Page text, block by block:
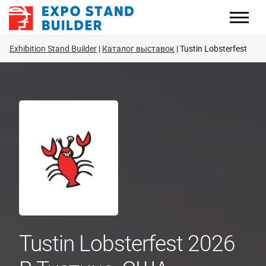
Перейти
Exhibition Stand Builder Каталог выставок Tustin Lobsterfest
Tustin Lobsterfest 2026